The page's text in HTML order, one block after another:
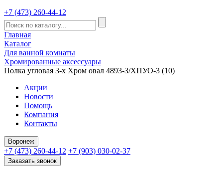
+7 (473) 260-44-12
Главная
Каталог
Для ванной комнаты
Хромированные аксессуары
Полка угловая 3-х Хром овал 4893-3/ХПУО-3 (10)
Акции
Новости
Помощь
Компания
Контакты
Воронеж
+7 (473) 260-44-12 +7 (903) 030-02-37
Заказать звонок